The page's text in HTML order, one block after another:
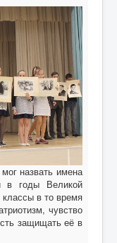
назвать имена
в годы Великой
в то время
чувство
защищать её в